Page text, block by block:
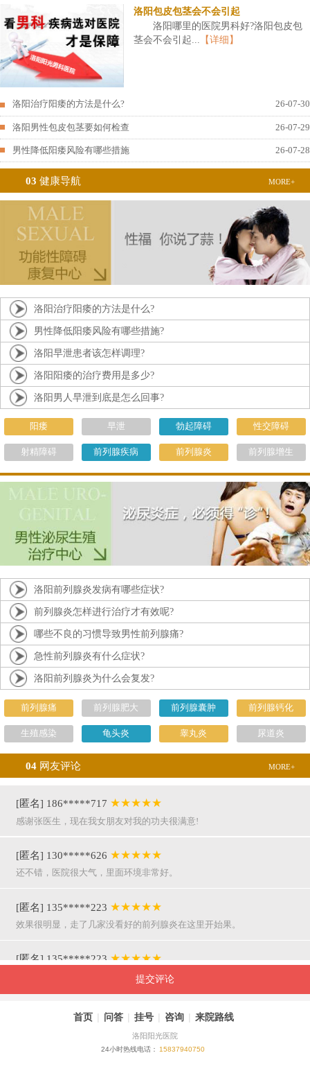
洛阳包皮包茎会不会引起
洛阳哪里的医院男科好?洛阳包皮包
茎会不会引起...
【详细】
洛阳治疗阳痿的方法是什么? 26-07-30
洛阳男性包皮包茎要如何检查 26-07-29
男性降低阳痿风险有哪些措施 26-07-28
03 健康导航 MORE+
洛阳治疗阳痿的方法是什么?
男性降低阳痿风险有哪些措施?
洛阳早泄患者该怎样调理?
洛阳阳痿的治疗费用是多少?
洛阳男人早泄到底是怎么回事?
阳痿 早泄 勃起障碍 性交障碍
射精障碍 前列腺疾病 前列腺炎 前列腺增生
洛阳前列腺炎发病有哪些症状?
前列腺炎怎样进行治疗才有效呢?
哪些不良的习惯导致男性前列腺痛?
急性前列腺炎有什么症状?
洛阳前列腺炎为什么会复发?
前列腺痛 前列腺肥大 前列腺囊肿 前列腺钙化
生殖感染 龟头炎 睾丸炎 尿道炎
04 网友评论 MORE+
[匿名] 186*****717 ★★★★★
感谢张医生，现在我女朋友对我的功夫很满意!
[匿名] 130*****626 ★★★★★
还不错，医院很大气，里面环境非常好。
[匿名] 135*****223 ★★★★★
效果很明显，走了几家没看好的前列腺炎在这里开始果。
[匿名] 135*****223 ★★★★★
呵呵，就是屌，你们医院护士穿着挺漂亮的。
[匿名] 155*****941★★★★★
提交评论
首页 | 问答 | 挂号 | 咨询 | 来院路线
洛阳阳光医院
24小时热线电话： 15837940750